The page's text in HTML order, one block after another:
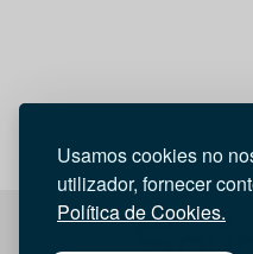
Usamos cookies no
utilizador, fornecer
Política de Cookies.